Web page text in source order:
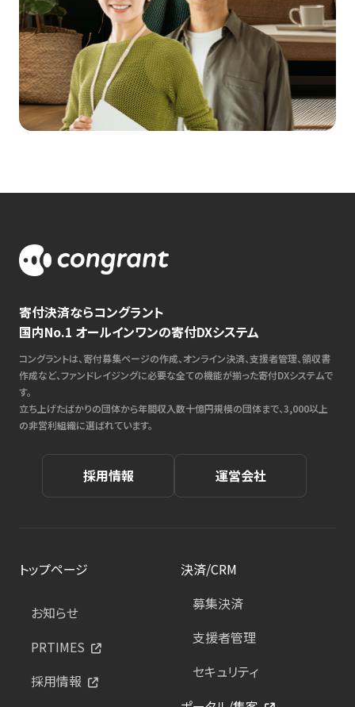
寄付決済ならコングラント
国内No.1 オールインワンの寄付DXシステム
コングラントは、寄付募集ページの作成、オンライン決済、支援者管理、領収書
作成など、ファンドレイジングに必要な全ての機能が揃った寄付DXシステムで
す。
立ち上げたばかりの団体から年間収入数十億円規模の団体まで、3,000以上
の非営利組織に選ばれています。
採用情報 運営会社
トップページ
お知らせ
PRTIMES
採用情報
決済/CRM
募集決済
支援者管理
セキュリティ